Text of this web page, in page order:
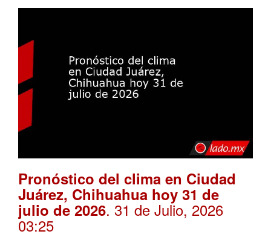
Pronóstico del clima en Ciudad
Juárez, Chihuahua hoy 31 de
julio de 2026. 31 de Julio, 2026
03:25